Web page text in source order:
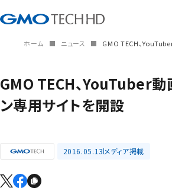
ホーム ニュース GMO TECH、
GMO TECH、YouTuber動
ン専用サイトを開設
2016.05.13メディア掲載